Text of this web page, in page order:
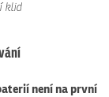
není na první